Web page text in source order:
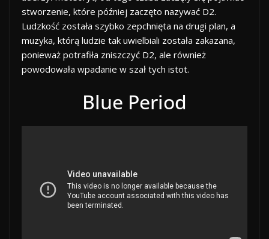
stworzenie, które później zaczęto nazywać D2.
Ludzkość została szybko zepchnięta na drugi plan, a
muzyka, którą ludzie tak uwielbiali została zakazana,
ponieważ potrafiła zniszczyć D2, ale również
powodowała wpadanie w szał tych istot.
Blue Period